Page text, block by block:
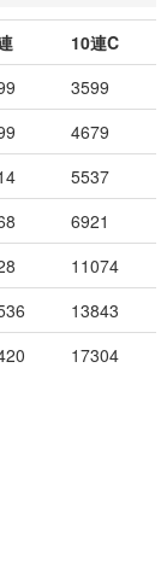
10連C
3599
4679
5537
6921
11074
13843
17304